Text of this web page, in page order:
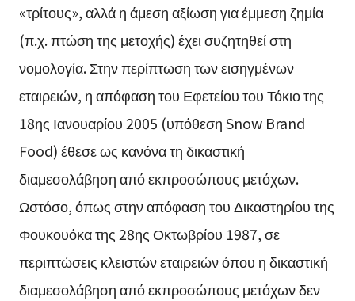
«τρίτους», αλλά η άμεση αξίωση για έμμεση ζημία
(π.χ. πτώση της μετοχής) έχει συζητηθεί στη
νομολογία. Στην περίπτωση των εισηγμένων
εταιρειών, η απόφαση του Εφετείου του Τόκιο της
18ης Ιανουαρίου 2005 (υπόθεση Snow Brand
Food) έθεσε ως κανόνα τη δικαστική
διαμεσολάβηση από εκπροσώπους μετόχων.
Ωστόσο, όπως στην απόφαση του Δικαστηρίου της
Φουκουόκα της 28ης Οκτωβρίου 1987, σε
περιπτώσεις κλειστών εταιρειών όπου η δικαστική
διαμεσολάβηση από εκπροσώπους μετόχων δεν